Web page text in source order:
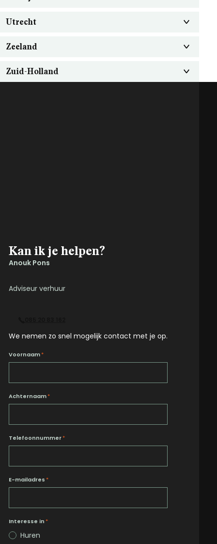
Utrecht
Zeeland
Zuid-Holland
Kan ik je helpen?
Anouk Pons
Adviseur verhuur
We nemen zo snel mogelijk contact met je op.
Voornaam*
Achternaam*
Telefoonnummer*
E-mailadres *
Interesse in *
Huren